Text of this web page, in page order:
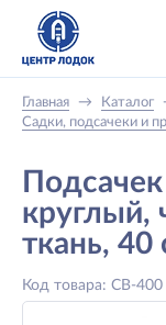
Главная → Каталог
Садки, подсачеки и
круглый,
ткань, 40
Код товара: CB-400